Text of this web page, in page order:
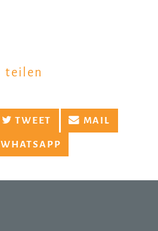
teilen
TWEET MAIL
WHATSAPP